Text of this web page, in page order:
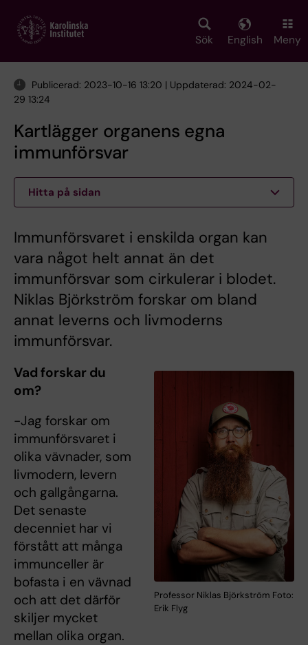
main
Sök English Meny
Publicerad: 2023-10-16 13:20 | Uppdaterad: 2024-02-
29 13:24
Kartlägger organens egna
immunförsvar
Hitta på sidan
Immunförsvaret i enskilda organ kan
vara något helt annat än det
immunförsvar som cirkulerar i blodet.
Niklas Björkström forskar om bland
annat leverns och livmoderns
immunförsvar.
Professor Niklas Björkström Foto:
Erik Flyg
Vad forskar du
om?
-Jag forskar om
immunförsvaret i
olika vävnader, som
livmodern, levern
och gallgångarna.
Det senaste
decenniet har vi
förstått att många
immunceller är
bofasta i en vävnad
och att det därför
skiljer mycket
mellan olika organ.